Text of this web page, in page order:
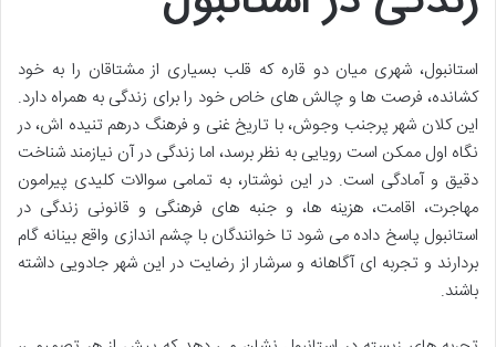
استانبول، شهری میان دو قاره که قلب بسیاری از مشتاقان را به خود
کشانده، فرصت ها و چالش های خاص خود را برای زندگی به همراه دارد.
این کلان شهر پرجنب وجوش، با تاریخ غنی و فرهنگ درهم تنیده اش، در
نگاه اول ممکن است رویایی به نظر برسد، اما زندگی در آن نیازمند شناخت
دقیق و آمادگی است. در این نوشتار، به تمامی سوالات کلیدی پیرامون
مهاجرت، اقامت، هزینه ها، و جنبه های فرهنگی و قانونی زندگی در
استانبول پاسخ داده می شود تا خوانندگان با چشم اندازی واقع بینانه گام
بردارند و تجربه ای آگاهانه و سرشار از رضایت در این شهر جادویی داشته
باشند.